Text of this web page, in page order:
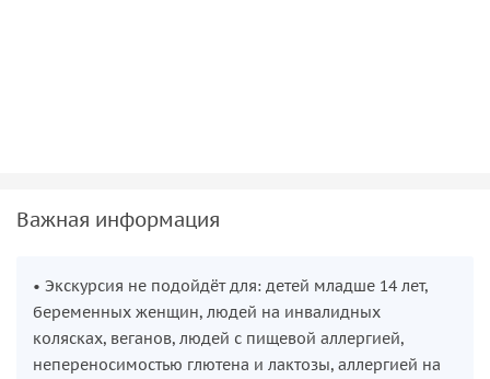
Важная информация
• Экскурсия не подойдёт для: детей младше 14 лет,
беременных женщин, людей на инвалидных
колясках, веганов, людей с пищевой аллергией,
непереносимостью глютена и лактозы, аллергией на